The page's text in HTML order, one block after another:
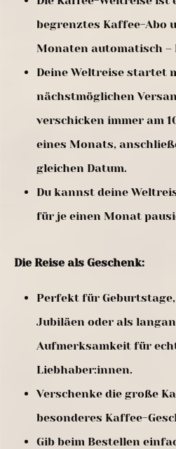
begrenztes Kaffee-Abo
Monaten automatisch –
Deine Weltreise startet
nächstmöglichen
verschicken immer am
eines Monats,
gleichen Datum.
Du kannst deine
für je einen Monat
Die Reise als Geschenk:
Perfekt für
Jubiläen oder als
Aufmerksamkeit für
Liebhaber:innen.
Verschenke die große
besonderes Kaffee-
Gib beim Bestellen